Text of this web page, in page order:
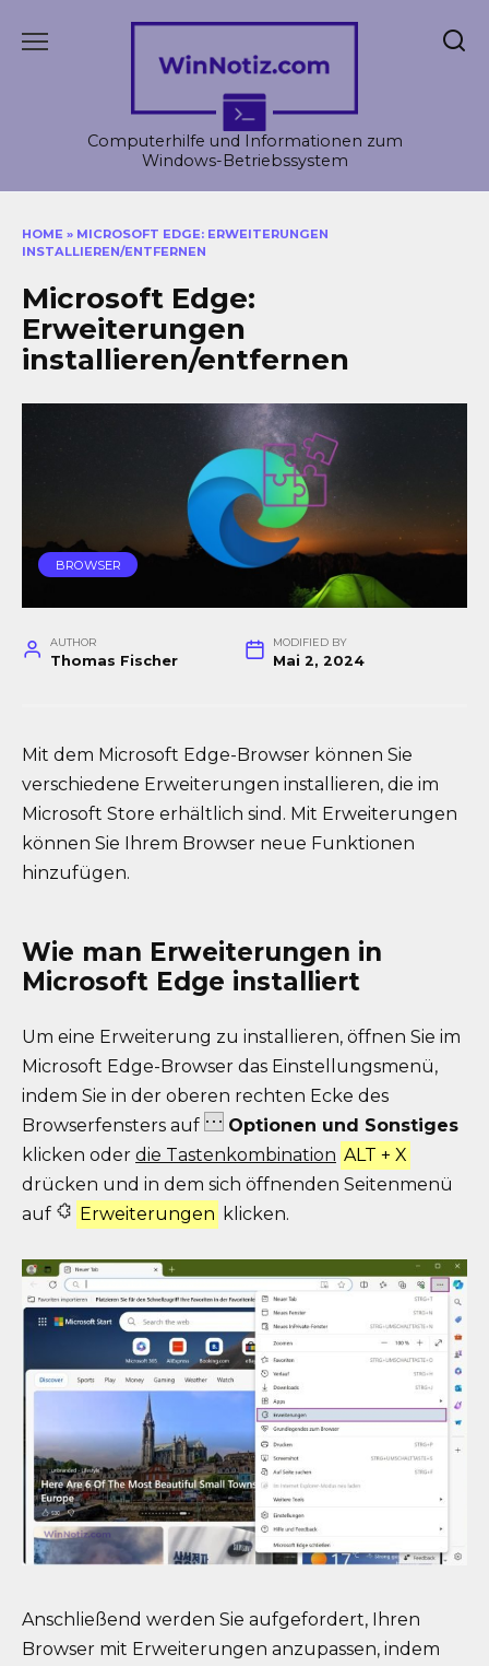
Computerhilfe und Informationen zum
Windows-Betriebssystem
HOME » MICROSOFT EDGE: ERWEITERUNGEN
INSTALLIEREN/ENTFERNEN
Microsoft Edge:
Erweiterungen
installieren/entfernen
BROWSER
AUTHOR
Thomas Fischer
MODIFIED BY
Mai 2, 2024
Mit dem Microsoft Edge-Browser können Sie
verschiedene Erweiterungen installieren, die im
Microsoft Store erhältlich sind. Mit Erweiterungen
können Sie Ihrem Browser neue Funktionen
hinzufügen.
Wie man Erweiterungen in
Microsoft Edge installiert
Um eine Erweiterung zu installieren, öffnen Sie im
Microsoft Edge-Browser das Einstellungsmenü,
indem Sie in der oberen rechten Ecke des
Browserfensters auf
Optionen und Sonstiges
klicken oder die Tastenkombination ALT + X
drücken und in dem sich öffnenden Seitenmenü
auf
Erweiterungen klicken.
Anschließend werden Sie aufgefordert, Ihren
Browser mit Erweiterungen anzupassen, indem